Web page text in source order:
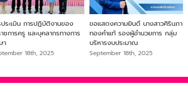
ประเมิน การปฏิบัติงานของ
ชการครู และบุคลากรทางการ
า
18th, 2025
ขอแสดงความยินดี นางสาวศิรินภา
ทองคำแท้ รองผู้อำนวยการ กลุ่ม
บริหารงบประมาณ
September 18th, 2025